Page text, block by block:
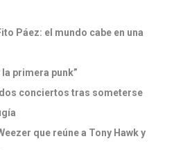
Páez: el mundo cabe en una
la primera punk”
conciertos tras someterse
que reúne a Tony Hawk y